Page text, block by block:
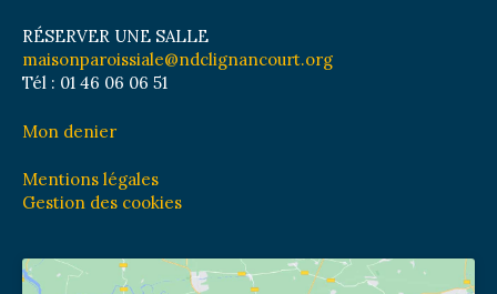
RÉSERVER UNE SALLE
maisonparoissiale@ndclignancourt.org
Tél : 01 46 06 06 51
Mon denier
Mentions légales
Gestion des cookies